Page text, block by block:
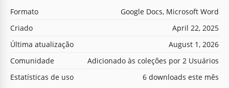
Formato
Google Docs, Microsoft Word
Criado
April 22, 2025
Última atualização
August 1, 2026
Comunidade
Adicionado às coleções por 2 Usuários
Estatísticas de uso
6 downloads este mês